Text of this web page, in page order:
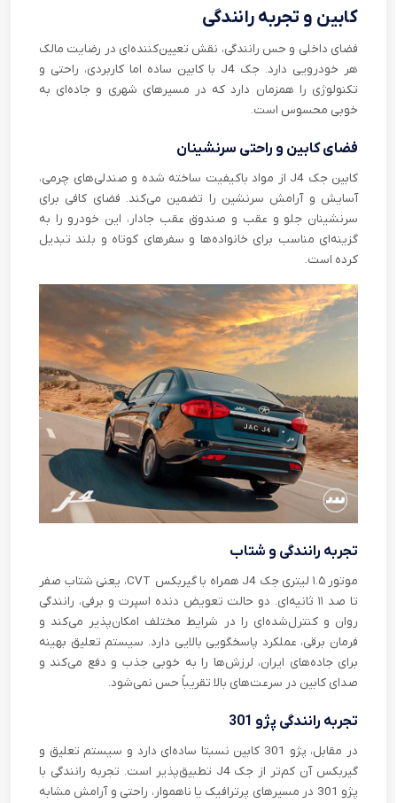
کابین و تجربه رانندگی
فضای داخلی و حس رانندگی، نقش تعیین‌کننده‌ای در رضایت مالک
هر خودرویی دارد. جک J4 با کابین ساده اما کاربردی، راحتی و
تکنولوژی را همزمان دارد که در مسیرهای شهری و جاده‌ای به
خوبی محسوس است.
فضای کابین و راحتی سرنشینان
کابین جک J4 از مواد باکیفیت ساخته شده و صندلی‌های چرمی،
آسایش و آرامش سرنشین را تضمین می‌کند. فضای کافی برای
سرنشینان جلو و عقب و صندوق عقب جادار، این خودرو را به
گزینه‌ای مناسب برای خانواده‌ها و سفرهای کوتاه و بلند تبدیل
کرده است.
تجربه رانندگی و شتاب
موتور ۱.۵ لیتری جک J4 همراه با گیربکس CVT، یعنی شتاب صفر
تا صد ۱۱ ثانیه‌ای. دو حالت تعویض دنده اسپرت و برفی، رانندگی
روان و کنترل‌شده‌ای را در شرایط مختلف امکان‌پذیر می‌کند و
فرمان برقی، عملکرد پاسخگویی بالایی دارد. سیستم تعلیق بهینه
برای جاده‌های ایران، لرزش‌ها را به خوبی جذب و دفع می‌کند و
صدای کابین در سرعت‌های بالا تقریباً حس نمی‌شود.
تجربه رانندگی پژو 301
در مقابل، پژو 301 کابین نسبتا ساده‌ای دارد و سیستم تعلیق و
گیربکس آن کم‌تر از جک J4 تطبیق‌پذیر است. تجربه رانندگی با
پژو 301 در مسیرهای پرترافیک یا ناهموار، راحتی و آرامش مشابه